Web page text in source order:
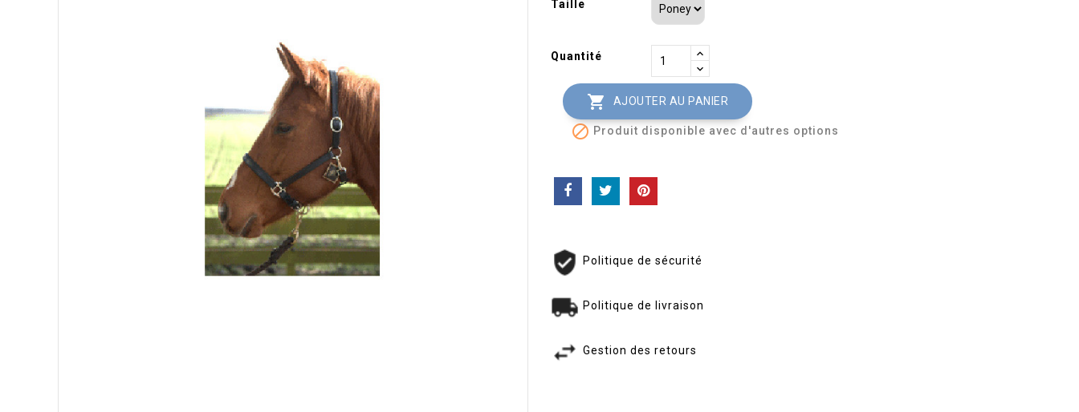
Taille
Quantité
 AJOUTER AU PANIER
 Produit disponible avec d'autres options
Politique de sécurité
Politique de livraison
Gestion des retours